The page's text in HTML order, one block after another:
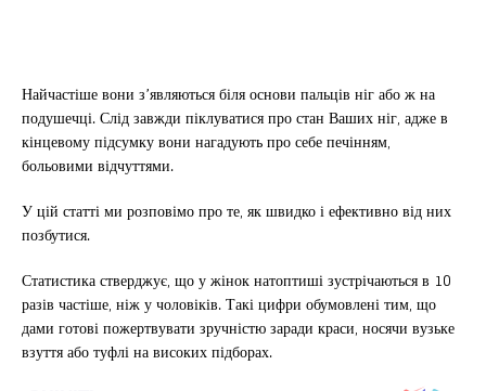
Найчастіше вони з’являються біля основи пальців ніг або ж на
подушечці. Слід завжди піклуватися про стан Ваших ніг, адже в
кінцевому підсумку вони нагадують про себе печінням,
больовими відчуттями.
У цій статті ми розповімо про те, як швидко і ефективно від них
позбутися.
Статистика стверджує, що у жінок натоптиші зустрічаються в 10
разів частіше, ніж у чоловіків. Такі цифри обумовлені тим, що
дами готові пожертвувати зручністю заради краси, носячи вузьке
взуття або туфлі на високих підборах.